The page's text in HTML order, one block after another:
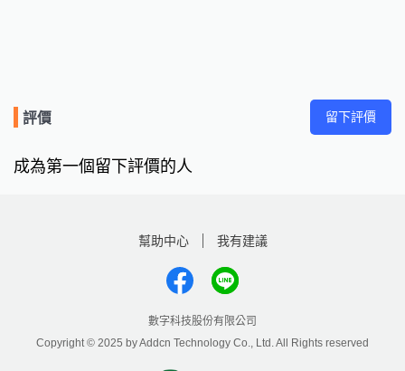
評價 留下評價
成為第一個留下評價的人
幫助中心 我有建議
數字科技股份有限公司
Copyright © 2025 by Addcn Technology Co., Ltd. All Rights reserved